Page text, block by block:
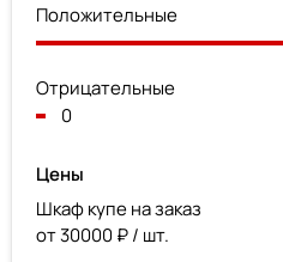
Положительные
Отрицательные
0
Цены
Шкаф купе на заказ
от 30000 ₽ / шт.